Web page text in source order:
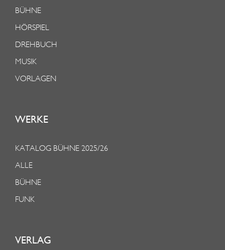
BÜHNE
HÖRSPIEL
DREHBUCH
MUSIK
VORLAGEN
WERKE
KATALOG BÜHNE 2025/26
ALLE
BÜHNE
FUNK
VERLAG